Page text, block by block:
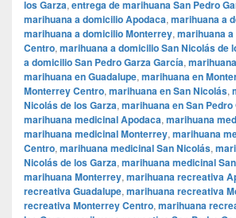
los Garza, entrega de marihuana San Pedro
marihuana a domicilio Apodaca, marihuana a
marihuana a domicilio Monterrey, marihuana
Centro, marihuana a domicilio San Nicolás de
a domicilio San Pedro Garza García,
marihuana en Guadalupe, marihuana en
Monterrey Centro, marihuana en San Nicolás,
Nicolás de los Garza, marihuana en San
marihuana medicinal Apodaca, marihuana
marihuana medicinal Monterrey, marihuana
Centro, marihuana medicinal San Nicolás,
Nicolás de los Garza, marihuana medicinal
marihuana Monterrey, marihuana recreativa
recreativa Guadalupe, marihuana recreativa
recreativa Monterrey Centro, marihuana